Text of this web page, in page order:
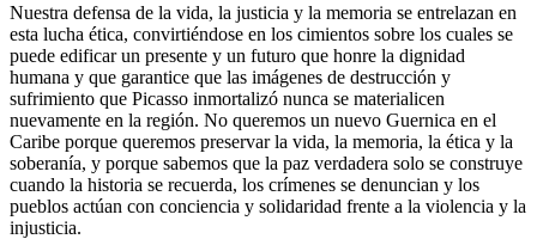
Nuestra defensa de la vida, la justicia y la memoria se entrelazan en
esta lucha ética, convirtiéndose en los cimientos sobre los cuales se
puede edificar un presente y un futuro que honre la dignidad
humana y que garantice que las imágenes de destrucción y
sufrimiento que Picasso inmortalizó nunca se materialicen
nuevamente en la región. No queremos un nuevo Guernica en el
Caribe porque queremos preservar la vida, la memoria, la ética y la
soberanía, y porque sabemos que la paz verdadera solo se construye
cuando la historia se recuerda, los crímenes se denuncian y los
pueblos actúan con conciencia y solidaridad frente a la violencia y la
injusticia.